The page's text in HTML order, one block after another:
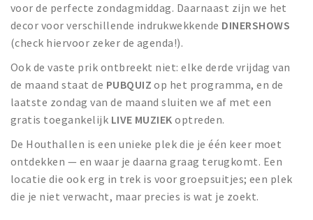
voor de perfecte zondagmiddag. Daarnaast zijn we het
decor voor verschillende indrukwekkende DINERSHOWS
(check hiervoor zeker de agenda!).
Ook de vaste prik ontbreekt niet: elke derde vrijdag van
de maand staat de PUBQUIZ op het programma, en de
laatste zondag van de maand sluiten we af met een
gratis toegankelijk LIVE MUZIEK optreden.
De Houthallen is een unieke plek die je één keer moet
ontdekken — en waar je daarna graag terugkomt. Een
locatie die ook erg in trek is voor groepsuitjes; een plek
die je niet verwacht, maar precies is wat je zoekt.